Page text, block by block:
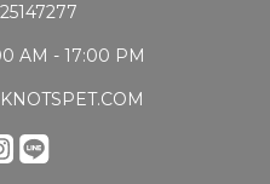
AM - 17:00 PM